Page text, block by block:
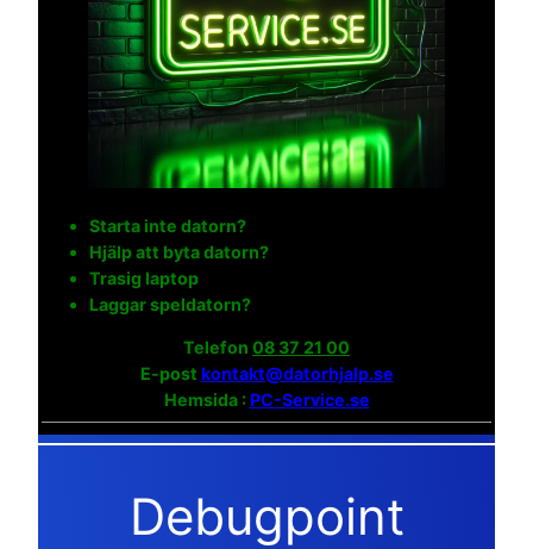
Starta inte datorn?
Hjälp att byta datorn?
Trasig laptop
Laggar speldatorn?
Telefon 08 37 21 00
E-post kontakt@datorhjalp.se
Hemsida :PC-Service.se
Debugpoint